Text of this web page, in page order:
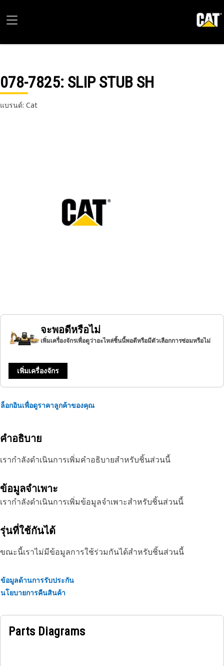
078-7825: SLIP STUB SH
แบรนด์: Cat
จะพอดีหรือไม่
เพิ่มเครื่องจักรเพื่อดูว่าอะไหล่ชิ้นนี้พอดีหรือมีตัวเลือกการซ่อมหรือไม่
เพิ่มเครื่องจักร
ล็อกอินเพื่อดูราคาลูกค้าของคุณ
คำอธิบาย
เรากำลังดำเนินการเพิ่มคำอธิบายสำหรับชิ้นส่วนนี้
ข้อมูลจำเพาะ
เรากำลังดำเนินการเพิ่มข้อมูลจำเพาะสำหรับชิ้นส่วนนี้
รุ่นที่ใช้กันได้
ขณะนี้เราไม่มีข้อมูลการใช้ร่วมกันได้สำหรับชิ้นส่วนนี้
ข้อมูลด้านการรับประกัน
นโยบายการคืนสินค้า
Parts Diagrams